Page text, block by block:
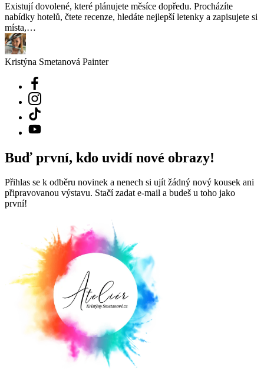
Existují dovolené, které plánujete měsíce dopředu. Procházíte
nabídky hotelů, čtete recenze, hledáte nejlepší letenky a zapisujete si
místa,…
Kristýna Smetanová Painter
Buď první, kdo uvidí nové obrazy!
Přihlas se k odběru novinek a nenech si ujít žádný nový kousek ani
připravovanou výstavu. Stačí zadat e-mail a budeš u toho jako
první!